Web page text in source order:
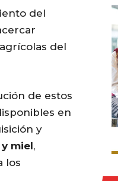
del
del
de estos
en
y
miel,
los